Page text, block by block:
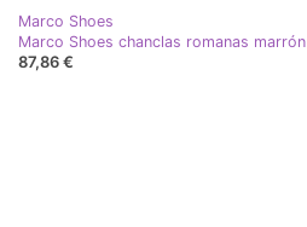
Marco Shoes
Marco Shoes chanclas romanas marrón
87,86 €